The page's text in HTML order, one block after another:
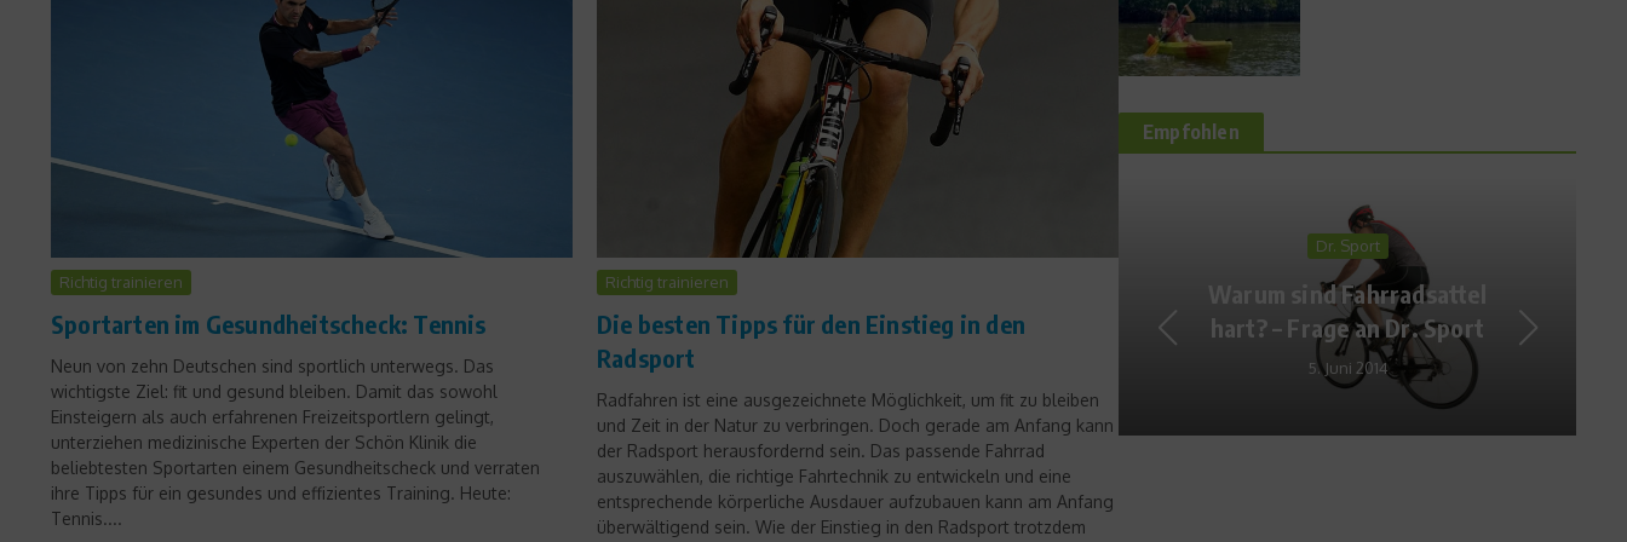
Richtig trainieren
Sportarten im Gesundheitscheck: Tennis
Neun von zehn Deutschen sind sportlich unterwegs. Das
wichtigste Ziel: fit und gesund bleiben. Damit das sowohl
Einsteigern als auch erfahrenen Freizeitsportlern gelingt,
unterziehen medizinische Experten der Schön Klinik die
beliebtesten Sportarten einem Gesundheitscheck und verraten
ihre Tipps für ein gesundes und effizientes Training. Heute:
Tennis....
Richtig trainieren
Die besten Tipps für den Einstieg in den
Radsport
Radfahren ist eine ausgezeichnete Möglichkeit, um fit zu bleiben
und Zeit in der Natur zu verbringen. Doch gerade am Anfang kann
der Radsport herausfordernd sein. Das passende Fahrrad
auszuwählen, die richtige Fahrtechnik zu entwickeln und eine
entsprechende körperliche Ausdauer aufzubauen kann am Anfang
überwältigend sein. Wie der Einstieg in den Radsport trotzdem
Empfohlen
hart? – Frage an Dr. Sport
Sports in the City
Noch 250 Tage bis Sotschi
3. Juni 2013